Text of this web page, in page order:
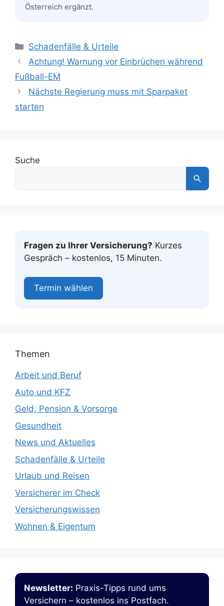
Österreich ergänzt.
Kategorien
Schadenfälle & Urteile
Achtung! Warnung vor Einbrüchen während
Fußball-EM
Nächste Regierung muss mit Sparpaket
starten
Suche
Fragen zu Ihrer Versicherung? Kurzes
Gespräch – kostenlos, 15 Minuten.
Termin wählen
Themen
Arbeit und Beruf
Auto und KFZ
Geld, Pension & Vorsorge
Gesundheit
News und Aktuelles
Schadenfälle & Urteile
Urlaub und Reisen
Versicherer im Check
Versicherungswissen
Wohnen & Eigentum
Newsletter: Praxis-Tipps rund ums
Versichern – kostenlos ins Postfach.